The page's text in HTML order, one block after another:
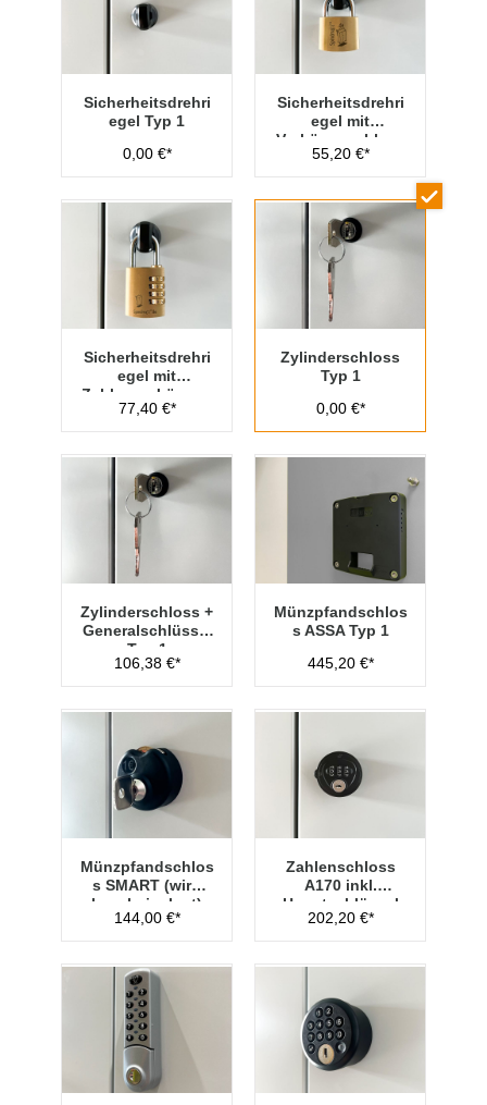
Sicherheitsdrehri
egel Typ 1
0,00 €*
Sicherheitsdrehri
egel mit
Vorhängeschloss
Typ 1
55,20 €*
Sicherheitsdrehri
egel mit
Zahlenvorhänges
chloss Typ 1
77,40 €*
Zylinderschloss
Typ 1
0,00 €*
Zylinderschloss +
Generalschlüssel
Typ 1
106,38 €*
Münzpfandschlos
s ASSA Typ 1
445,20 €*
Münzpfandschlos
s SMART (wird
lose beigelegt)
144,00 €*
Zahlenschloss
A170 inkl.
Hauptschlüssel
Typ 1
202,20 €*